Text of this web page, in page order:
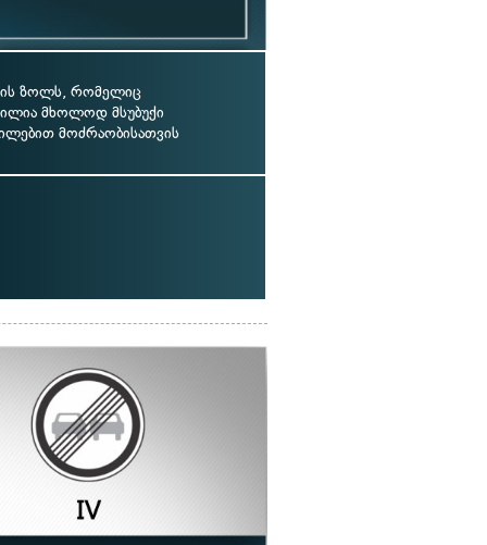
ზოლს, რომელიც
მხოლოდ მსუბუქი
მოძრაობისათვის